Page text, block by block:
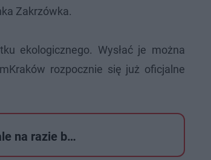
Zakrzówka.
ekologicznego. Wysłać je można
rozpocznie się już oficjalne
na razie b…